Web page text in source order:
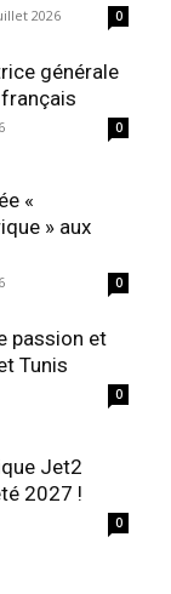
2026 0
générale
français
0
«
» aux
0
passion et
Tunis
0
Jet2
2027 !
0